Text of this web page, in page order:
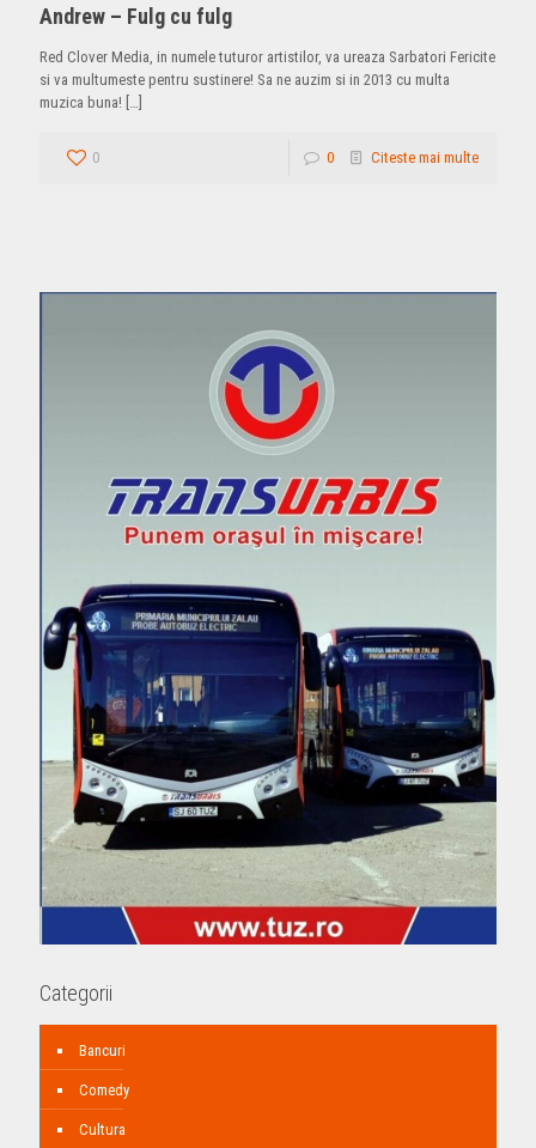
Andrew – Fulg cu fulg
Red Clover Media, in numele tuturor artistilor, va ureaza Sarbatori Fericite
si va multumeste pentru sustinere! Sa ne auzim si in 2013 cu multa
muzica buna!
0 0 Citeste mai multe
Categorii
Bancuri
Comedy
Cultura